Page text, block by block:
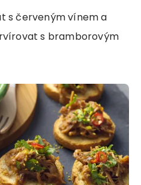
s červeným vínem a
s bramborovým